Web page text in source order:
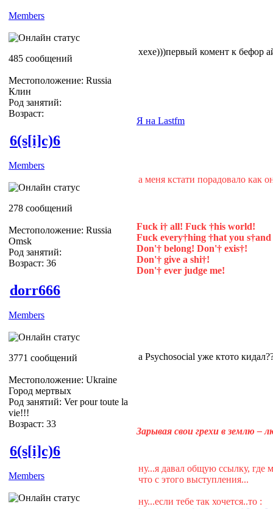
Members
485 сообщений
Местоположение: Russia
Клин
Род занятий:
Возраст:
хехе)))первый комент к бефор
Я на Lastfm
6(s[i]c)6
Members
278 сообщений
Местоположение: Russia
Omsk
Род занятий:
Возраст: 36
а меня кстати порадовало как
Fuck i† all! Fuck †his world!
Fuck every†hing †hat you
Don'† belong! Don'† exis†!
Don'† give a shi†!
Don'† ever judge me!
dorr666
Members
3771 сообщений
Местоположение: Ukraine
Город мертвых
Род занятий: Ver pour toute la
vie!!!
Возраст: 33
а Psychosocial уже ктото
Зарывая свои грехи в землю –
6(s[i]c)6
Members
ну...я давал общую ссылку, где
что с этого выступления...
ну...если тебе так хочется..то :